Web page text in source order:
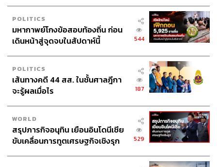
POLITICS
มหากาพย์โกงข้อสอบท้องถิ่น ก่อน
เดินหน้าสู่จุดจบในสัปดาห์นี้
544
POLITICS
เส้นทางคดี 44 สส. ในชั้นศาลฎีกา
จะรู้ผลเมื่อไร
187
WORLD
สรุปภารกิจอนุทิน เยือนอินโดนีเซีย
ขับเคลื่อนการทูตเศรษฐกิจเชิงรุก
529